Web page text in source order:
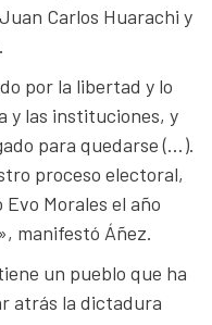
Carlos Huarachi y
por la libertad y lo
y las instituciones, y
para quedarse (…).
proceso electoral,
Morales el año
manifestó Áñez.
un pueblo que ha
atrás la dictadura